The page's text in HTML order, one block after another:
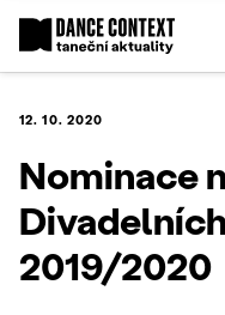
12. 10. 2020
Nominace
2019/2020